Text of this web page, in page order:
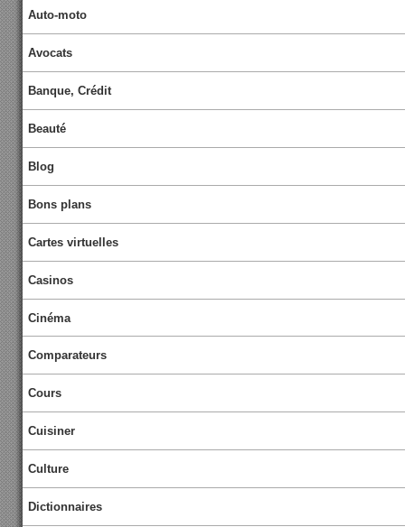
Auto-moto
Avocats
Banque, Crédit
Beauté
Blog
Bons plans
Cartes virtuelles
Casinos
Cinéma
Comparateurs
Cours
Cuisiner
Culture
Dictionnaires